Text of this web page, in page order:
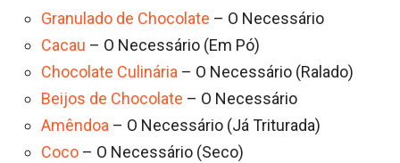
Granulado de Chocolate – O Necessário
Cacau – O Necessário (Em Pó)
Chocolate Culinária – O Necessário (Ralado)
Beijos de Chocolate – O Necessário
Amêndoa – O Necessário (Já Triturada)
Coco – O Necessário (Seco)